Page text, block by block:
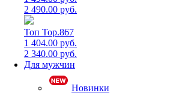
2 490.00 руб.
Топ Top.867
1 404.00 руб.
2 340.00 руб.
Для мужчин
Новинки